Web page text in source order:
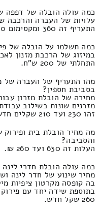
כמה עולה הובלה של דפפה
עלויות של העברה והרכבה
התעריף זה 360 ומקסימום 200 ש"ח.
כמה תשלמו על הובלה של
במיזוג של הרכבת מזנון
התחלתי של 200 ש"ח.
מהו התעריף של העברה של
בסביבת חספין?
מזרנים שונות בשילוב
זהו 230 ועד 210 שקלים חדשים.
מה מחיר הובלת בית
והסביבה?
העלות זה 630 ועד 260 ₪.
כמה עולה הובלת חדרי לינה
מחיר שינוע של חדר לינה
בה קופסה מקרטון ציפיות
260 שקל חדש.